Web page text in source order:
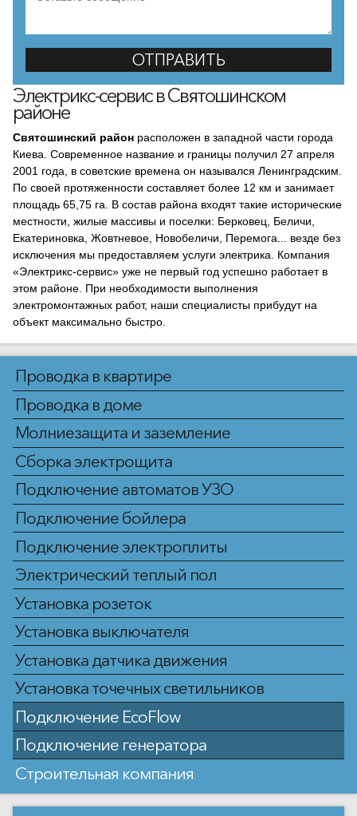
Проводка в квартире
Проводка в доме
Молниезащита и заземление
Сборка электрощита
Подключение автоматов УЗО
Подключение бойлера
Подключение электроплиты
Электрический теплый пол
Установка розеток
Установка выключателя
Установка датчика движения
Установка точечных светильников
Подключение EcoFlow
Подключение генератора
Строительная компания
Электрикс-сервис в Святошинском
районе
Святошинский район расположен в западной части города
Киева. Современное название и границы получил 27 апреля
2001 года, в советские времена он назывался Ленинградским.
По своей протяженности составляет более 12 км и занимает
площадь 65,75 га. В состав района входят такие исторические
местности, жилые массивы и поселки: Берковец, Беличи,
Екатериновка, Жовтневое, Новобеличи, Перемога... везде без
исключения мы предоставляем услуги электрика. Компания
«Электрикс-сервис» уже не первый год успешно работает в
этом районе. При необходимости выполнения
электромонтажных работ, наши специалисты прибудут на
объект максимально быстро.